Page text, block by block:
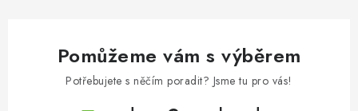
Pomůžeme vám s výběrem
Potřebujete s něčím poradit? Jsme tu pro vás!